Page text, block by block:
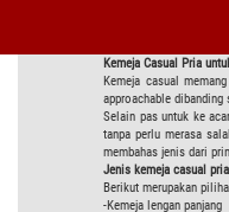
Kemeja Casual Pria
Kemeja casual
approachable dibanding
Selain pas untuk ke
tanpa perlu merasa
membahas jenis dari
Jenis kemeja casual pria
Berikut merupakan
-Kemeja lengan panjang